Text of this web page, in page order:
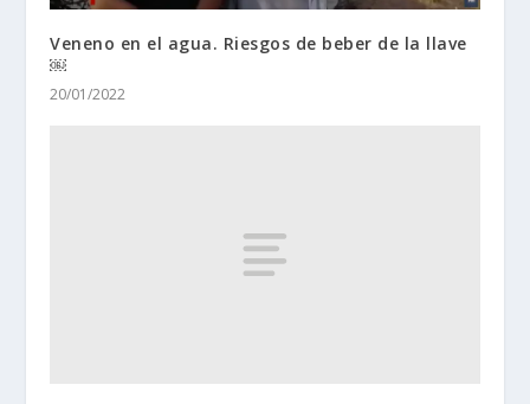
Veneno en el agua. Riesgos de beber de la llave
￼
20/01/2022